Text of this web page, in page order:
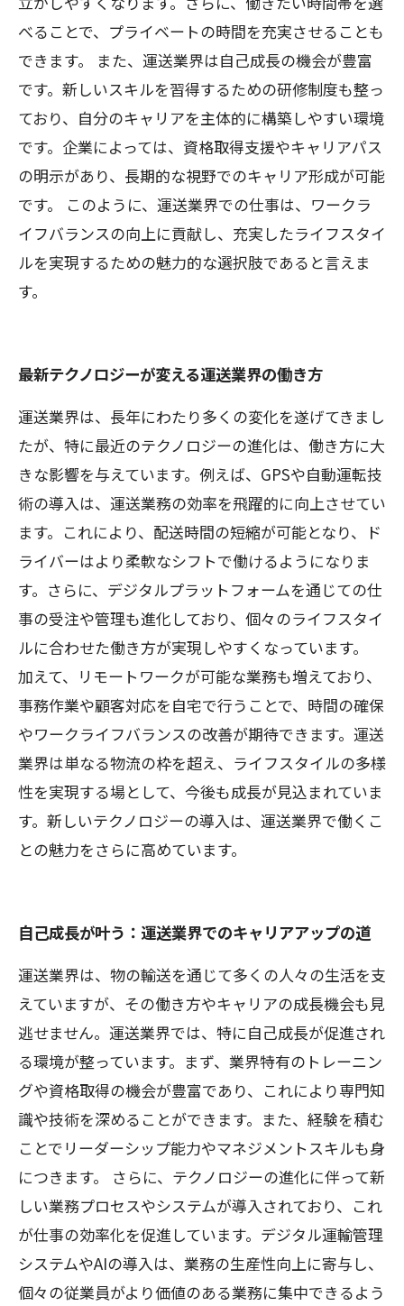
べることで、プライベートの時間を充実させることも
できます。 また、運送業界は自己成長の機会が豊富
です。新しいスキルを習得するための研修制度も整っ
ており、自分のキャリアを主体的に構築しやすい環境
です。企業によっては、資格取得支援やキャリアパス
の明示があり、長期的な視野でのキャリア形成が可能
です。 このように、運送業界での仕事は、ワークラ
イフバランスの向上に貢献し、充実したライフスタイ
ルを実現するための魅力的な選択肢であると言えま
す。
最新テクノロジーが変える運送業界の働き方
運送業界は、長年にわたり多くの変化を遂げてきまし
たが、特に最近のテクノロジーの進化は、働き方に大
きな影響を与えています。例えば、GPSや自動運転技
術の導入は、運送業務の効率を飛躍的に向上させてい
ます。これにより、配送時間の短縮が可能となり、ド
ライバーはより柔軟なシフトで働けるようになりま
す。さらに、デジタルプラットフォームを通じての仕
事の受注や管理も進化しており、個々のライフスタイ
ルに合わせた働き方が実現しやすくなっています。
加えて、リモートワークが可能な業務も増えており、
事務作業や顧客対応を自宅で行うことで、時間の確保
やワークライフバランスの改善が期待できます。運送
業界は単なる物流の枠を超え、ライフスタイルの多様
性を実現する場として、今後も成長が見込まれていま
す。新しいテクノロジーの導入は、運送業界で働くこ
との魅力をさらに高めています。
自己成長が叶う：運送業界でのキャリアアップの道
運送業界は、物の輸送を通じて多くの人々の生活を支
えていますが、その働き方やキャリアの成長機会も見
逃せません。運送業界では、特に自己成長が促進され
る環境が整っています。まず、業界特有のトレーニン
グや資格取得の機会が豊富であり、これにより専門知
識や技術を深めることができます。また、経験を積む
ことでリーダーシップ能力やマネジメントスキルも身
につきます。 さらに、テクノロジーの進化に伴って新
しい業務プロセスやシステムが導入されており、これ
が仕事の効率化を促進しています。デジタル運輸管理
システムやAIの導入は、業務の生産性向上に寄与し、
個々の従業員がより価値のある業務に集中できるよう